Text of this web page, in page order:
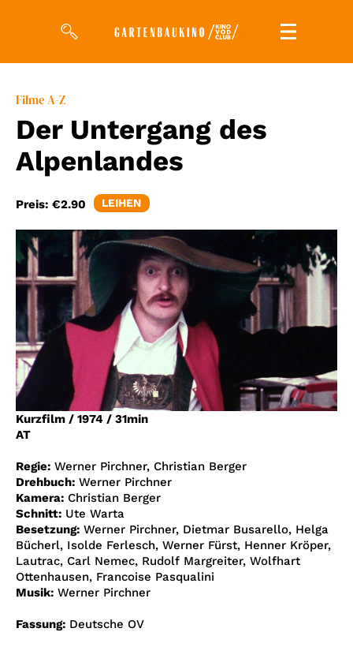
Magazin
Kuratierungen
Events
So geht’s
Filmpakete
Gutscheine
& Filmpässe
Account
Suche
Filme A-Z
Der Untergang des
Alpenlandes
Preis: €2.90 LEIHEN
Kurzfilm / 1974 / 31min
AT
Regie: Werner Pirchner, Christian Berger
Drehbuch: Werner Pirchner
Kamera: Christian Berger
Schnitt: Ute Warta
Besetzung: Werner Pirchner, Dietmar Busarello, Helga
Bücherl, Isolde Ferlesch, Werner Fürst, Henner Kröper,
Lautrac, Carl Nemec, Rudolf Margreiter, Wolfhart
Ottenhausen, Francoise Pasqualini
Musik: Werner Pirchner
Fassung: Deutsche OV